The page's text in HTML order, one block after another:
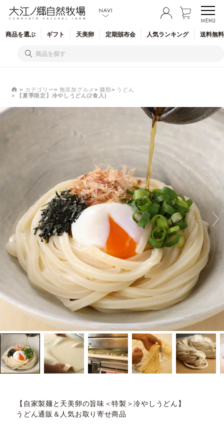
商品を選ぶ ギフト 天美卵 定期頒布会 人気ランキング 送料無
カテゴリー 無添加グルメ 麺類
うどん
【夏季限定】冷やしうどん(2食入)
【自家製麺と天美卵の旨味＜特製＞冷やしうどん】
うどん通販＆人気お取り寄せ商品